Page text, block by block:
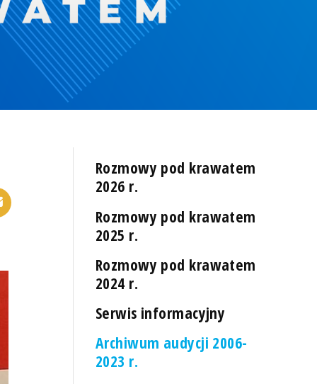
Rozmowy pod krawatem
2026 r.
Rozmowy pod krawatem
2025 r.
Rozmowy pod krawatem
2024 r.
Serwis informacyjny
Archiwum audycji 2006-
2023 r.